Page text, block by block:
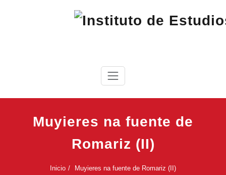
Instituto de Estudios Cabreireses
Muyieres na fuente de
Romariz (II)
Inicio Muyieres na fuente de Romariz (II)